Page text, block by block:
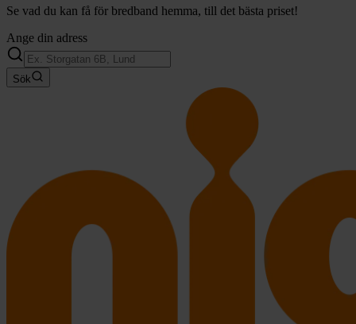
Se vad du kan få för bredband hemma, till det bästa priset!
Ange din adress
Sök